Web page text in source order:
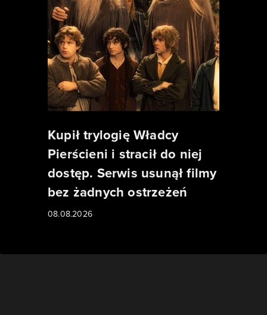
Kupił trylogię Władcy
Pierścieni i stracił do niej
dostęp. Serwis usunął filmy
bez żadnych ostrzeżeń
08.08.2026